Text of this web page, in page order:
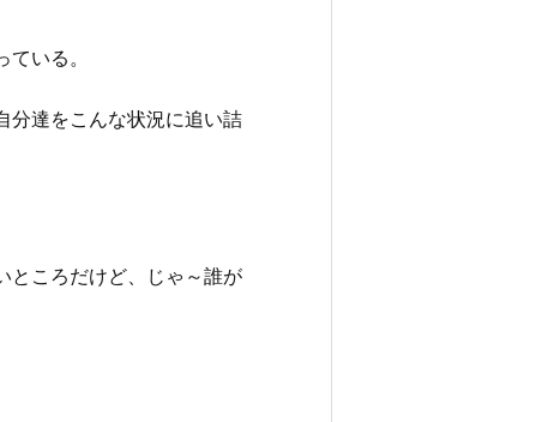
いる。
分達をこんな状況に追い詰
ところだけど、じゃ～誰が